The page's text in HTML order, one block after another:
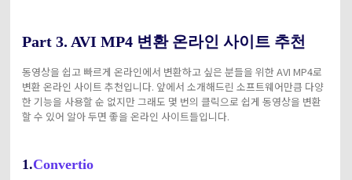
Part 3. AVI MP4 변환 온라인 사이트 추천
동영상을 쉽고 빠르게 온라인에서 변환하고 싶은 분들을 위한 AVI MP4로
변환 온라인 사이트 추천입니다. 앞에서 소개해드린 소프트웨어만큼 다양
한 기능을 사용할 순 없지만 그래도 몇 번의 클릭으로 쉽게 동영상을 변환
할 수 있어 알아 두면 좋을 온라인 사이트들입니다.
1.Convertio